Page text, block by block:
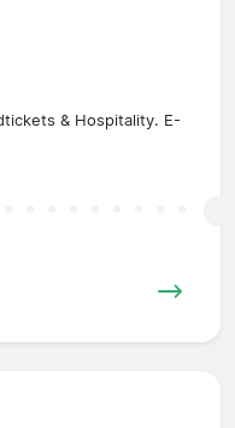
& Hospitality. E-